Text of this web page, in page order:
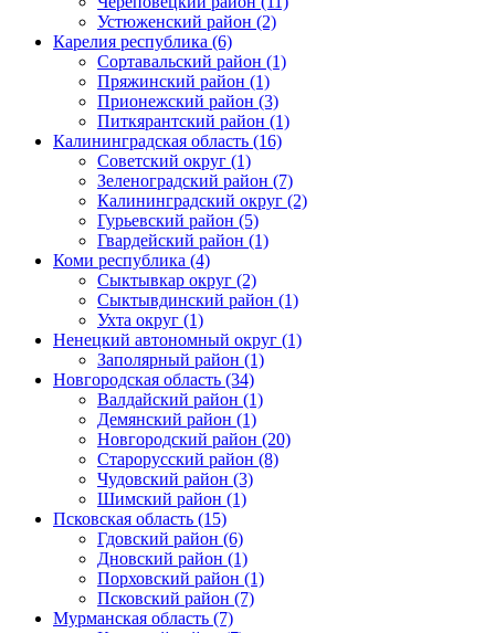
Устюженский район (2)
Карелия республика (6)
Сортавальский район (1)
Пряжинский район (1)
Прионежский район (3)
Питкярантский район (1)
Калининградская область (16)
Советский округ (1)
Зеленоградский район (7)
Калининградский округ (2)
Гурьевский район (5)
Гвардейский район (1)
Коми республика (4)
Сыктывкар округ (2)
Сыктывдинский район (1)
Ухта округ (1)
Ненецкий автономный округ (1)
Заполярный район (1)
Новгородская область (34)
Валдайский район (1)
Демянский район (1)
Новгородский район (20)
Старорусский район (8)
Чудовский район (3)
Шимский район (1)
Псковская область (15)
Гдовский район (6)
Дновский район (1)
Порховский район (1)
Псковский район (7)
Мурманская область (7)